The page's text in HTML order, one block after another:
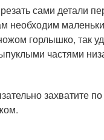
сами детали
горлышко, так
частями
захватите